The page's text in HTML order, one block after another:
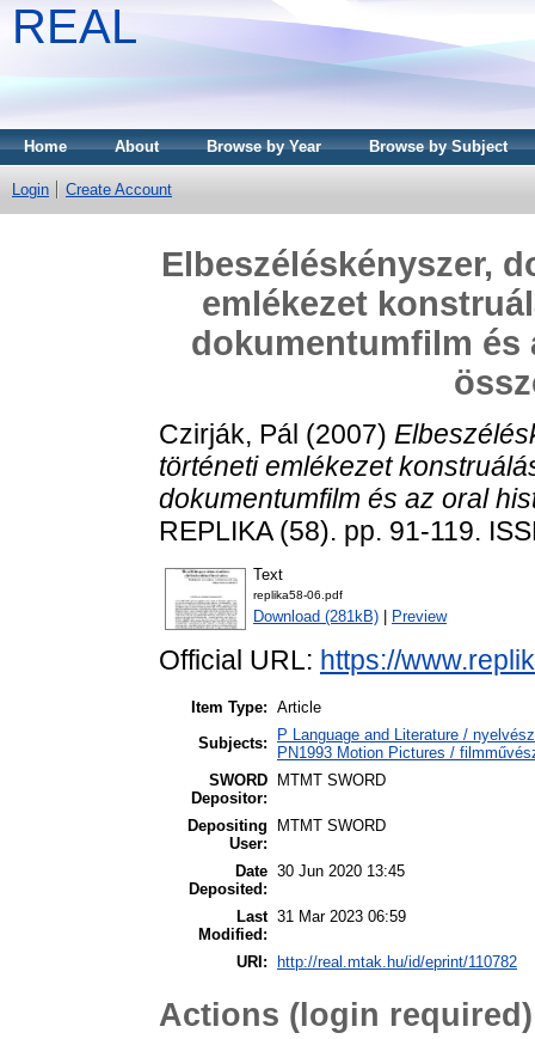
REAL
Home About Browse by Year Browse by Subject
Login Create Account
Elbeszéléskényszer,
emlékezet
dokumentumfilm és
Czirják, Pál (2007)
történeti emlékezet
dokumentumfilm és az oral
REPLIKA (58). pp. 91-119.
Text
replika58-06.pdf
Download (281kB) Preview
Official URL: https://
Item Type: Article
Subjects:
P Language and Literature /
PN1993 Motion Pictures /
SWORD
Depositor:
MTMT SWORD
Depositing
User:
MTMT SWORD
Date
Deposited:
30 Jun 2020 13:45
Last
Modified:
31 Mar 2023 06:59
URI: http://real.mtak.hu/id/eprint/110782
Actions (login required)